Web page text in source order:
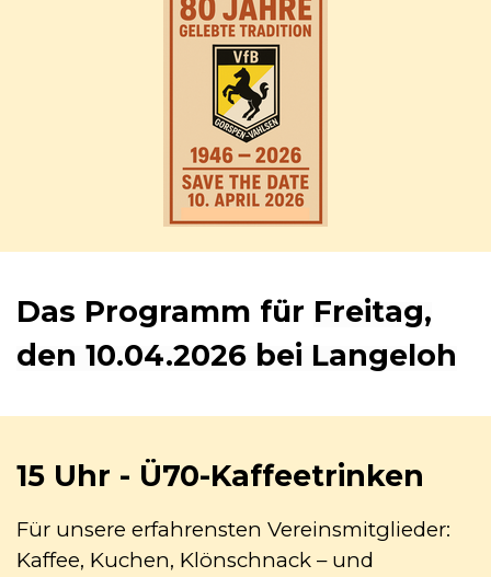
Das Programm für Freitag,
den 10.04.2026 bei Langeloh
15 Uhr - Ü70-Kaffeetrinken
Für unsere erfahrensten Vereinsmitglieder:
Kaffee, Kuchen, Klönschnack – und